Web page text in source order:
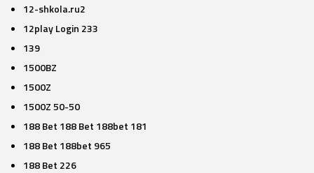
12-shkola.ru2
12play Login 233
139
1500BZ
1500Z
1500Z 50-50
188 Bet 188 Bet 188bet 181
188 Bet 188bet 965
188 Bet 226